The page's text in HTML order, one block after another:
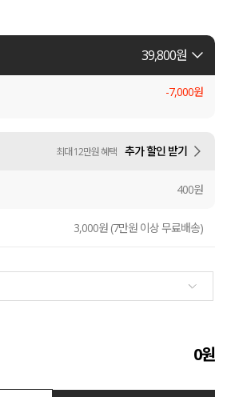
39,800원
-7,000원
최대 12만원 혜택 추가 할인 받기
400원
3,000원 (7만원 이상 무료배송)
0원